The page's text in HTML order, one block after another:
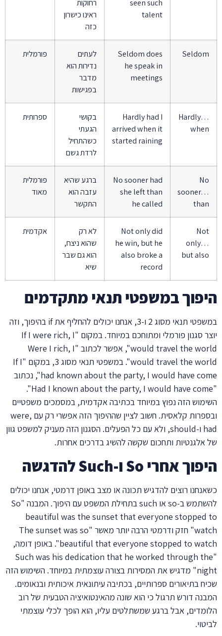
seen such
talent
רחוקות
ראינו כישרון
כזה
Seldom
Seldom does
he speak in
meetings
לעתים
נדירות הוא
מדבר
בפגישות
פורמלית
Hardly…
when
Hardly had I
arrived when it
started raining
בקושי
הגעתי
כשהתחיל
לרדת גשם
ספרותית
No
sooner…
than
No sooner had
she left than
he called
ברגע שהיא
עזבה הוא
התקשר
פורמלית
מאוד
Not
only…
but also
Not only did
he win, but he
also broke a
record
לא רק
שהוא ניצח,
הוא גם שבר
שיא
אקדמית
היפוך במשפטי תנאי מתקדמים
במשפטי תנאי מסוג 2 ו-3, אנחנו יכולים להחליף את if בהיפוך, וזה
יוצר סגנון פורמלי ומתוחכם במיוחד. במקום "If I were rich, I
would travel the world", אפשר לכתוב "Were I rich, I
would travel the world". במשפטי תנאי מסוג 3, במקום "If I
had known about the party, I would have come", נכתוב
"Had I known about the party, I would have come".
השימוש הזה נפוץ במיוחד בכתיבה אקדמית, במסמכים משפטיים
ובספרות קלאסית. חשוב לציין שההיפוך הזה אפשרי רק עם were,
had ו-should, ולא עם כל הפעלים. הסגנון הזה מעניק למשפט גוון
של אלגנטיות ותחכום שקשה להשיג בדרכים אחרות.
היפוך אחרי So ו-Such להדגשה
כשאנחנו רוצים להדגיש תכונה או מצב באופן דרמטי, אנחנו יכולים
להשתמש ב-so או such בתחילת המשפט עם היפוך. המבנה "So
beautiful was the sunset that everyone stopped to
watch" חזק ודרמטי הרבה יותר מאשר "The sunset was so
beautiful that everyone stopped to watch". באופן דומה,
"Such was his dedication that he worked through the
night" מדגיש את המסירות בצורה עוצמתית במיוחד. השימוש הזה
שכיח בתיאורים ספרותיים, בכתיבה עיתונאית איכותית ובנאומים.
המבנה דורש תרגול כי הוא שונה מהאינטואיציה הטבעית של רוב
הלומדים, אבל ברגע שמשתלטים עליו, הוא הופך לכלי עוצמתי
לביטוי.